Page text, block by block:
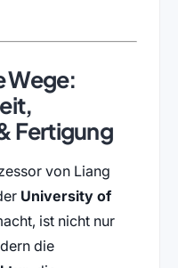
Wege:
Fertigung
von Liang
University of
ist nicht nur
die